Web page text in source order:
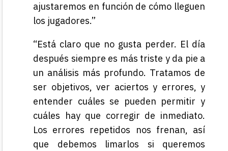
ajustaremos en función de cómo lleguen
los jugadores.”
“Está claro que no gusta perder. El día
después siempre es más triste y da pie a
un análisis más profundo. Tratamos de
ser objetivos, ver aciertos y errores, y
entender cuáles se pueden permitir y
cuáles hay que corregir de inmediato.
Los errores repetidos nos frenan, así
que debemos limarlos si queremos